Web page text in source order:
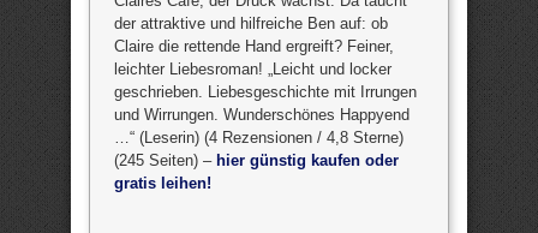
der attraktive und hilfreiche Ben auf: ob
Claire die rettende Hand ergreift? Feiner,
leichter Liebesroman! „Leicht und locker
geschrieben. Liebesgeschichte mit Irrungen
und Wirrungen. Wunderschönes Happyend
…“ (Leserin) (4 Rezensionen / 4,8 Sterne)
(245 Seiten) – hier günstig kaufen oder
gratis leihen!